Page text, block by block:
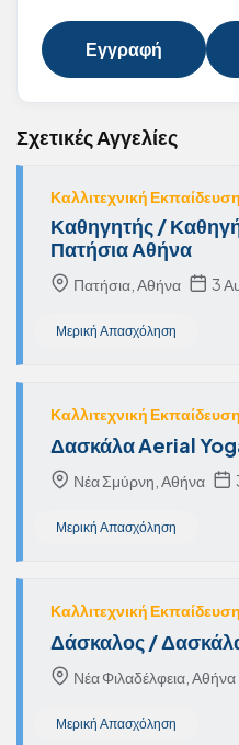
Εγγραφή
Σχετικές Αγγελίες
Καλλιτεχνική Εκπαίδευση
Καθηγητής /
Πατήσια Αθήνα
Πατήσια, Αθήνα 3
Μερική Απασχόληση
Καλλιτεχνική Εκπαίδευση
Δασκάλα Aerial
Νέα Σμύρνη, Αθήνα
Μερική Απασχόληση
Καλλιτεχνική Εκπαίδευση
Δάσκαλος /
Νέα Φιλαδέλφεια, Αθήνα
Μερική Απασχόληση